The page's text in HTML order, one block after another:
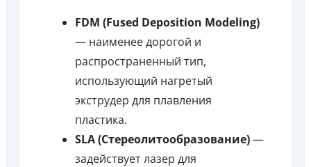
FDM (Fused Deposition Modeling)
— наименее дорогой и
распространенный тип,
использующий нагретый
экструдер для плавления
пластика.
SLA (Стереолитообразование)—
задействует лазер для